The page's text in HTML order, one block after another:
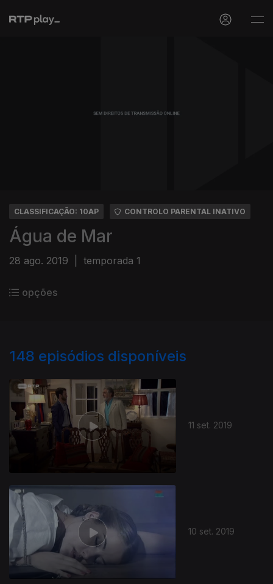
CLASSIFICAÇÃO: 10AP CONTROLO PARENTAL INATIVO
Água de Mar
28 ago. 2019 temporada 1
opções
148 episódios disponíveis
11 set. 2019
10 set. 2019